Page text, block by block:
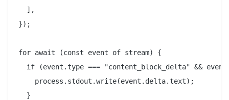
  ],
});
for await (const event of stream) {
if (event.type === "content_block_delta" &&
    process.stdout.write(event.delta.text);
  }